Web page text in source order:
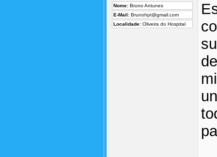
Nome: Bruno Antunes
E-Mail: Brunohpt@gmail.com
Localidade: Oliveira do Hospital